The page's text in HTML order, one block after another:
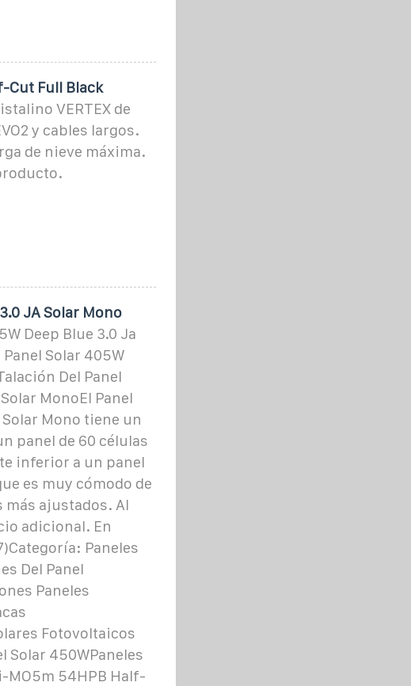
Cut Full Black
VERTEX de
y cables largos.
de nieve máxima.
JA Solar Mono
Deep Blue 3.0 Ja
Solar 405W
Del Panel
MonoEl Panel
Solar Mono tiene un
panel de 60 células
inferior a un panel
es muy cómodo de
ajustados. Al
adicional. En
Paneles
Del Panel
Paneles
Fotovoltaicos
Solar 450WPaneles
MO5m 54HPB Half-